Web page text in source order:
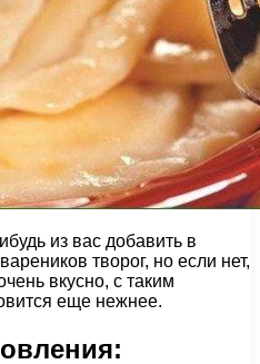
из вас добавить в
творог, но если нет,
вкусно, с таким
еще нежнее.